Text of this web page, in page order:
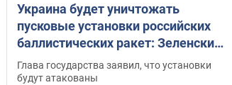
Украина будет уничтожать
пусковые установки российских
баллистических ракет: Зеленский
провел заседание СНБО
Глава государства заявил, что установки
будут атакованы